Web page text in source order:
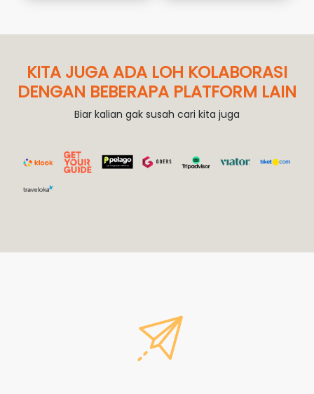
KITA JUGA ADA LOH KOLABORASI
DENGAN BEBERAPA PLATFORM LAIN
Biar kalian gak susah cari kita juga